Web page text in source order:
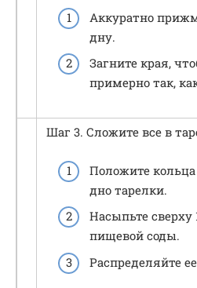
Аккуратно
дну.
Загните края,
примерно так,
Шаг 3. Сложите все в
Положите
дно тарелки.
Насыпьте
пищевой соды.
Распределяйте